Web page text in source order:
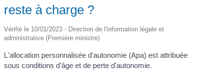
reste à charge ?
Vérifié le 10/01/2023 - Direction de l'information légale et
administrative (Première ministre)
L'allocation personnalisée d'autonomie (Apa) est attribuée
sous conditions d'âge et de perte d'autonomie.